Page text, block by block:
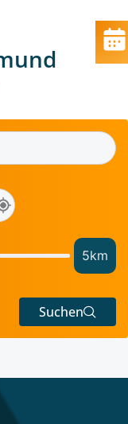
5km
Suchen